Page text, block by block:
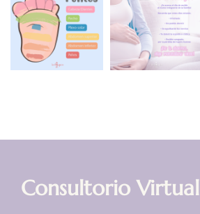
Consultorio Virtual